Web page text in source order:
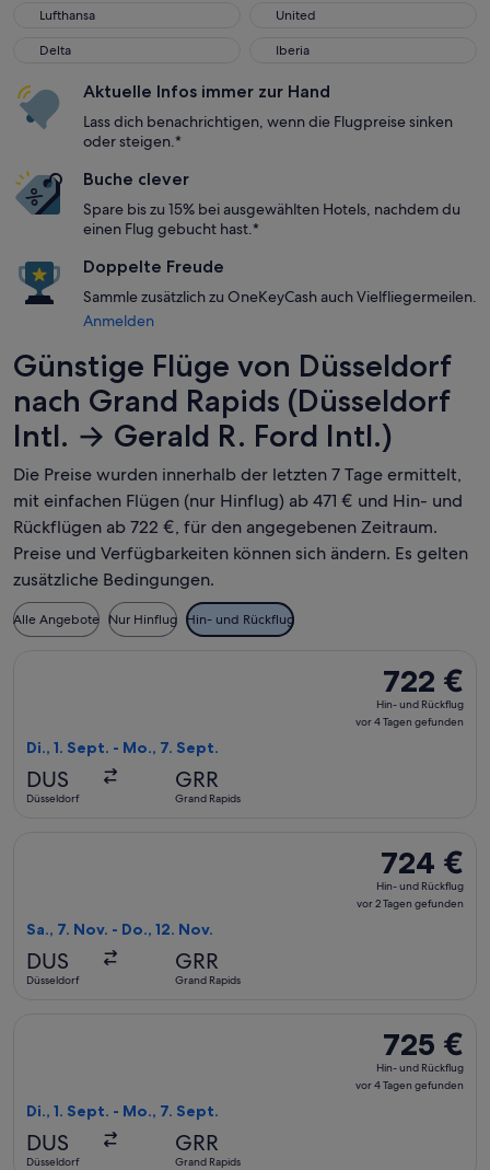
Lufthansa
Lufthansa United
United
Delta
Delta Iberia
Iberia
Aktuelle Infos immer zur Hand
Lass dich benachrichtigen, wenn die Flugpreise sinken
oder steigen.*
Buche clever
Spare bis zu 15% bei ausgewählten Hotels, nachdem du
einen Flug gebucht hast.*
Doppelte Freude
Sammle zusätzlich zu OneKeyCash auch Vielfliegermeilen.
Anmelden
Günstige Flüge von Düsseldorf
nach Grand Rapids (Düsseldorf
Intl. → Gerald R. Ford Intl.)
Die Preise wurden innerhalb der letzten 7 Tage ermittelt,
mit einfachen Flügen (nur Hinflug) ab 471 € und Hin- und
Rückflügen ab 722 €, für den angegebenen Zeitraum.
Preise und Verfügbarkeiten können sich ändern. Es gelten
zusätzliche Bedingungen.
Alle Angebote Nur Hinflug Hin- und Rückflug
722 €
Hin-
und
722 €
Hin- und Rückflug
vor 4 Tagen gefunden
Di., 1. Sept. - Mo., 7. Sept.
DUS
Düsseldorf
GRR
Grand Rapids
724 €
Hin-
und
724 €
Hin- und Rückflug
vor 2 Tagen gefunden
Sa., 7. Nov. - Do., 12. Nov.
DUS
Düsseldorf
GRR
Grand Rapids
725 €
Hin-
und
725 €
Hin- und Rückflug
vor 4 Tagen gefunden
Di., 1. Sept. - Mo., 7. Sept.
DUS
Düsseldorf
GRR
Grand Rapids